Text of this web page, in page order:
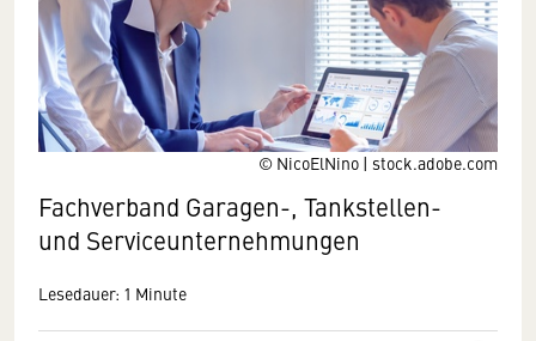
© NicoElNino | stock.adobe.com
Fachverband Garagen-, Tankstellen-
und Serviceunternehmungen
Lesedauer: 1 Minute